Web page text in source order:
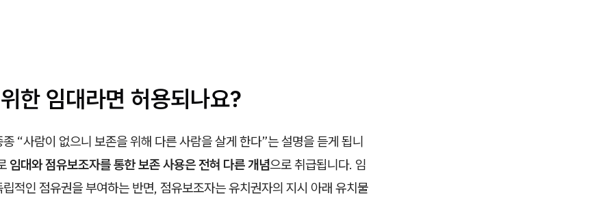
한 임대라면 허용되나요?
“사람이 없으니 보존을 위해 다른 사람을 살게 한다”는 설명을 듣게 됩니
임대와 점유보조자를 통한 보존 사용은 전혀 다른 개념으로 취급됩니다. 임
적인 점유권을 부여하는 반면, 점유보조자는 유치권자의 지시 아래 유치물